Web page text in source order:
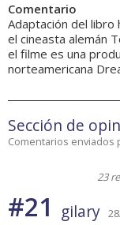
Comentario
Adaptación del libro
el cineasta alemán
el filme es una
norteamericana
Sección de
Comentarios enviados
23
#21 gilary